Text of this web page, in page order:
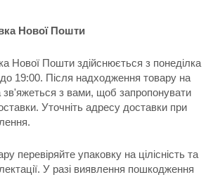
Нової Пошти
Нової Пошти здійснюється з понеділка
19:00. Після надходження товару на
з вами, щоб запропонувати
Уточніть адресу доставки при
перевіряйте упаковку на цілісність та
У разі виявлення пошкодження